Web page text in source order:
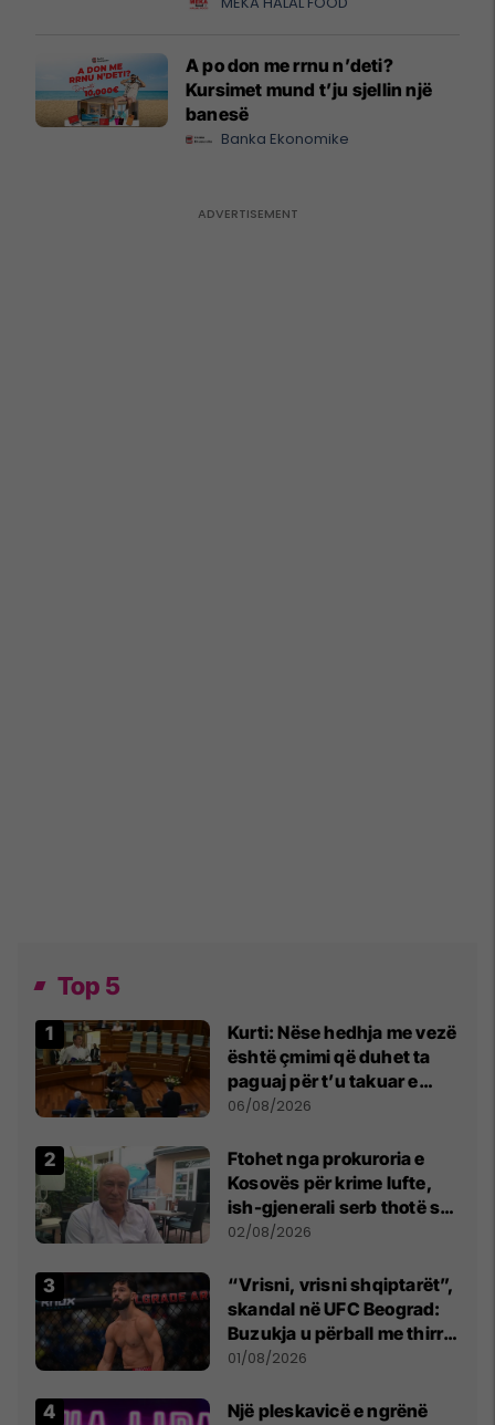
A po don me rrnu n’deti?
Kursimet mund t’ju sjellin një
banesë
Banka Ekonomike
Top 5
Kurti: Nëse hedhja me vezë
është çmimi që duhet ta
paguaj për t’u takuar e
bashkëbiseduar jam i
06/08/2026
Ftohet nga prokuroria e
Kosovës për krime lufte,
ish-gjenerali serb thotë se
dikush e tradhtoi në
02/08/2026
“Vrisni, vrisni shqiptarët”,
skandal në UFC Beograd:
Buzukja u përball me thirrje
anti-shqiptare nga
01/08/2026
Një pleskavicë e ngrënë